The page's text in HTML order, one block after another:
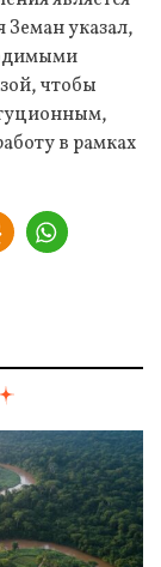
указал,
чтобы
в рамках